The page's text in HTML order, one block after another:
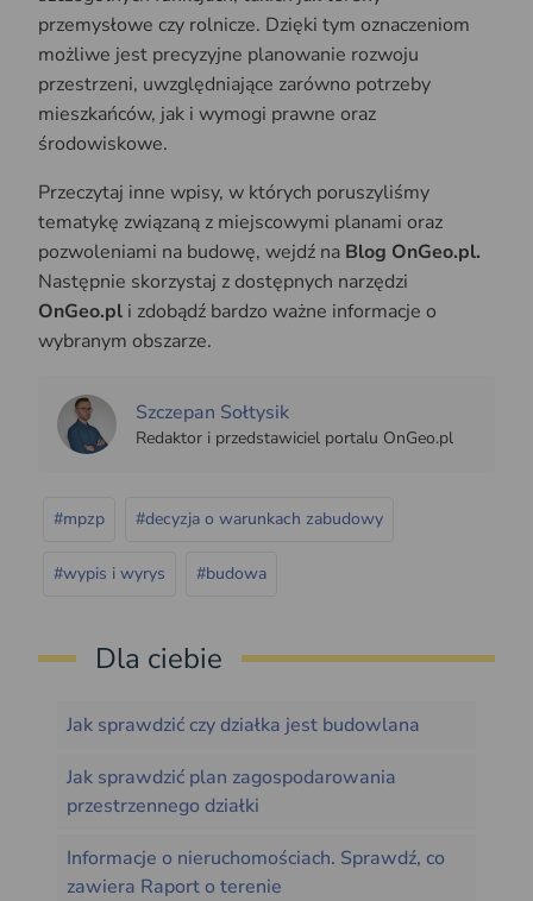
przemysłowe czy rolnicze. Dzięki tym oznaczeniom
możliwe jest precyzyjne planowanie rozwoju
przestrzeni, uwzględniające zarówno potrzeby
mieszkańców, jak i wymogi prawne oraz
środowiskowe.
Przeczytaj inne wpisy, w których poruszyliśmy
tematykę związaną z miejscowymi planami oraz
pozwoleniami na budowę, wejdź na Blog OnGeo.pl.
Następnie skorzystaj z dostępnych narzędzi
OnGeo.pl i zdobądź bardzo ważne informacje o
wybranym obszarze.
Szczepan Sołtysik
Redaktor i przedstawiciel portalu OnGeo.pl
#mpzp #decyzja o warunkach zabudowy
#wypis i wyrys #budowa
Dla ciebie
Jak sprawdzić czy działka jest budowlana
Jak sprawdzić plan zagospodarowania
przestrzennego działki
Informacje o nieruchomościach. Sprawdź, co
zawiera Raport o terenie